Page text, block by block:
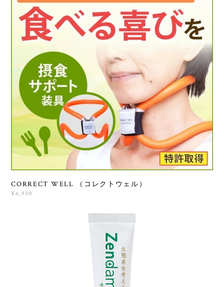
CORRECT WELL （コレクトウェル）
¥6,930